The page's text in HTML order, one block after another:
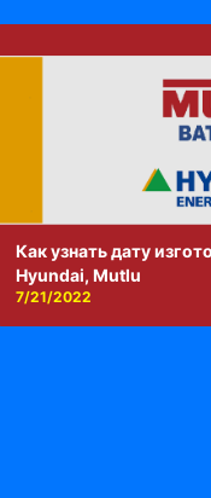
Как узнать дату
Hyundai, Mutlu
7/21/2022